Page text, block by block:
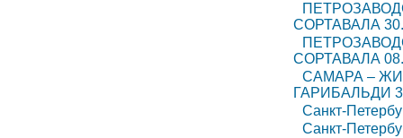
СОРТАВАЛА
СОРТАВАЛА
САМАРА –
ГАРИБАЛЬДИ
Санкт-
Санкт-